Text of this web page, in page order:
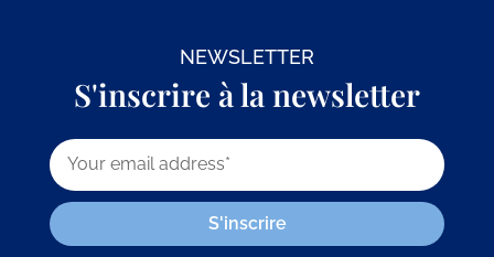
NEWSLETTER
S'inscrire à la newsletter
S'inscrire